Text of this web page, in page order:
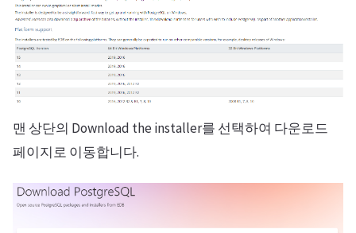
맨 상단의 Download the installer를 선택하여 다운로드
페이지로 이동합니다.